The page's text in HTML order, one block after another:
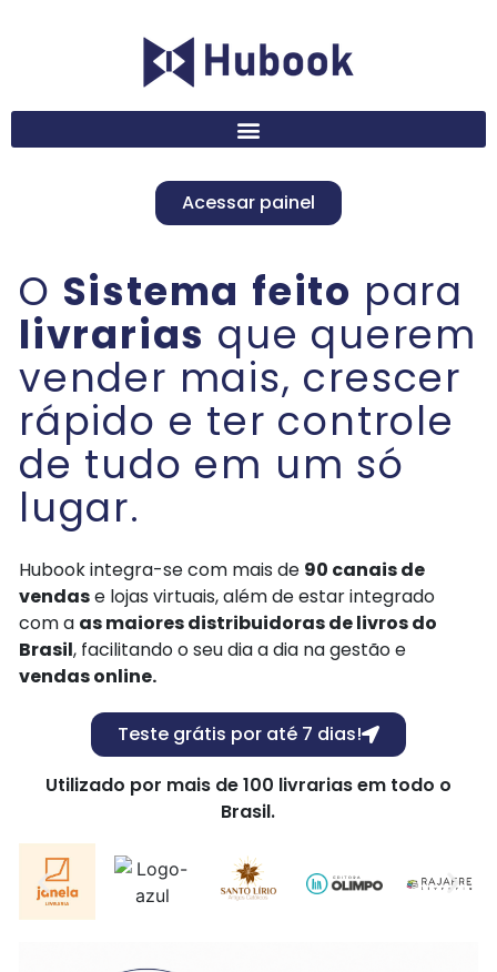
Acessar painel
O Sistema feito para
livrarias que querem
vender mais, crescer
rápido e ter controle
de tudo em um só
lugar.
Hubook integra-se com mais de 90 canais de
vendase lojas virtuais, além de estar integrado
com a as maiores distribuidoras de livros do
Brasil, facilitando o seu dia a dia na gestão e
vendas online.
Teste grátis por até 7 dias!
Utilizado por mais de 100 livrarias em todo o
Brasil.